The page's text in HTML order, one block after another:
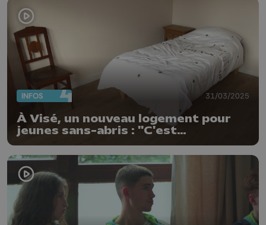
INFOS 31/03/2025
À Visé, un nouveau logement pour
jeunes sans-abris : "C'est
l'accompagnement qui fait qu'on
arrive à les sortir de la rue"